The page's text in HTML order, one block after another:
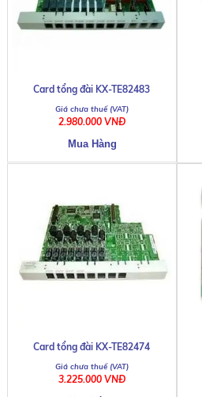
Card tổng đài KX-TE82483
2.980.000 VNĐ
Card tổng đài KX-TE82474
3.225.000 VNĐ